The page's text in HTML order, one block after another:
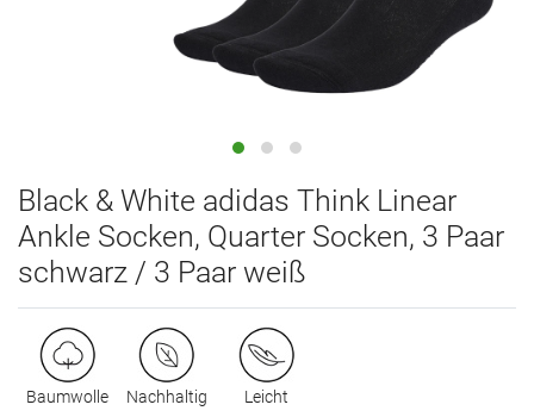
Black & White adidas Think Linear
Ankle Socken, Quarter Socken, 3 Paar
schwarz / 3 Paar weiß
Baumwolle Nachhaltig Leicht